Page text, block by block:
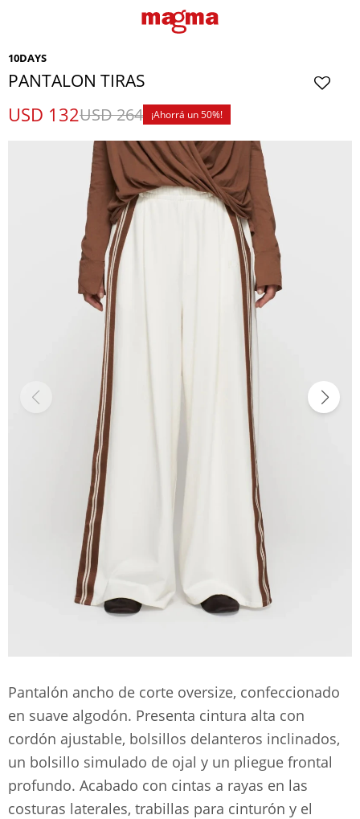
10DAYS
PANTALON TIRAS
USD 132USD264 50
Pantalón ancho de corte oversize, confeccionado
en suave algodón. Presenta cintura alta con
cordón ajustable, bolsillos delanteros inclinados,
un bolsillo simulado de ojal y un pliegue frontal
profundo. Acabado con cintas a rayas en las
costuras laterales, trabillas para cinturón y el